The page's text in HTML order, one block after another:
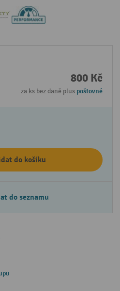
800 Kč
za ks bez daně plus poštovné
do košíku
do seznamu